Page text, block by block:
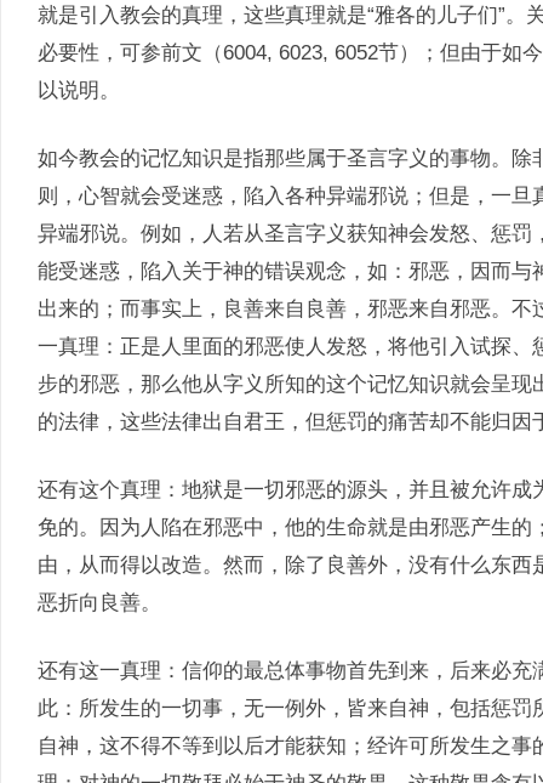
就是引入教会的真理，这些真理就是“雅各的儿子们”
必要性，可参前文（6004, 6023, 6052节）；但由于如
以说明。
如今教会的记忆知识是指那些属于圣言字义的事物。
则，心智就会受迷惑，陷入各种异端邪说；但是，一
异端邪说。例如，人若从圣言字义获知神会发怒、惩
能受迷惑，陷入关于神的错误观念，如：邪恶，因而
出来的；而事实上，良善来自良善，邪恶来自邪恶。
一真理：正是人里面的邪恶使人发怒，将他引入试探
步的邪恶，那么他从字义所知的这个记忆知识就会呈
的法律，这些法律出自君王，但惩罚的痛苦却不能归
还有这个真理：地狱是一切邪恶的源头，并且被允许
免的。因为人陷在邪恶中，他的生命就是由邪恶产生
由，从而得以改造。然而，除了良善外，没有什么东
恶折向良善。
还有这一真理：信仰的最总体事物首先到来，后来必
此：所发生的一切事，无一例外，皆来自神，包括惩
自神，这不得不等到以后才能获知；经许可所发生之